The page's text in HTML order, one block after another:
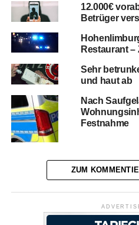
12.000€
Betrüger
Restaurant
Sehr
und haut ab
Nach
Festnahme
ZUM